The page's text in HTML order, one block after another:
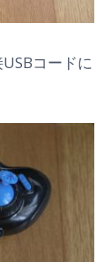
コードに